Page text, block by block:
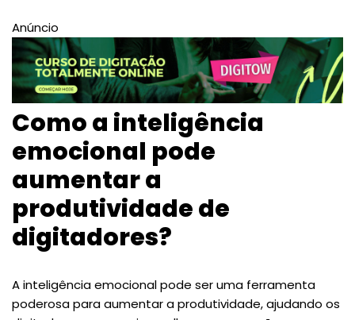
Anúncio
Como a inteligência
emocional pode
aumentar a
produtividade de
digitadores?
A inteligência emocional pode ser uma ferramenta
poderosa para aumentar a produtividade, ajudando os